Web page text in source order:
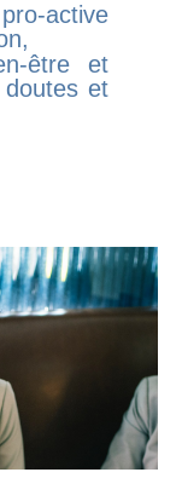
active
être et
et